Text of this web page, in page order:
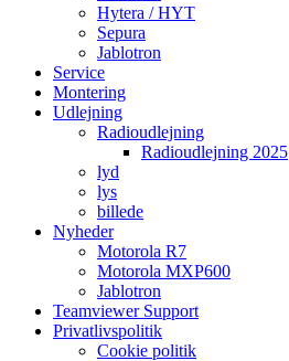
Hytera / HYT
Sepura
Jablotron
Service
Montering
Udlejning
Radioudlejning
Radioudlejning 2025
lyd
lys
billede
Nyheder
Motorola R7
Motorola MXP600
Jablotron
Teamviewer Support
Privatlivspolitik
Cookie politik